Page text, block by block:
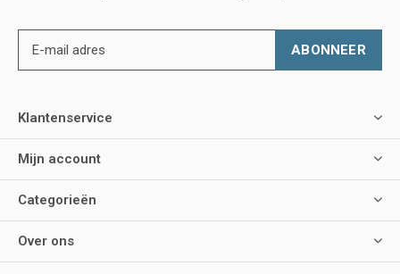
ABONNEER
Klantenservice
Mijn account
Categorieën
Over ons